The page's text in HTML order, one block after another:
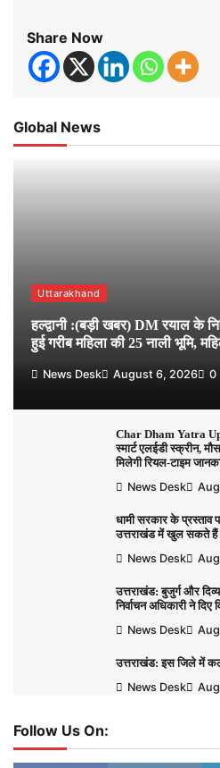
Share Now
Global News
Uttarakhand
हल्द्वानी :(बड़ी खबर) DM रयाल के
हुई गरीब महिला की 25 नाली भूमि,
News Desk August 6, 2026 0
Char Dham Yatra
स्मार्ट एलईडी स्क्रीन,
मिलेगी रियल-टाइम
News Desk
धामी सरकार के प्रस्ताव
उत्तराखंड में खुल सकते हैं
News Desk
उत्तराखंड: बुजुर्ग और
निर्वाचन अधिकारी ने दिए
News Desk
उत्तराखंड: इस जिले में कल
News Desk
Follow Us On: